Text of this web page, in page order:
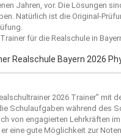
Jahren, vor. Die Lösungen
Natürlich ist die Original-
für die Realschule in
Realschule Bayern 2026
2026 Trainer” mit
Schulaufgaben während des
von engagierten Lehrkräften
eine gute Möglichkeit zur